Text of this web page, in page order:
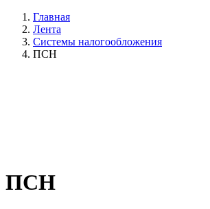
Главная
Лента
Системы налогообложения
ПСН
ПСН